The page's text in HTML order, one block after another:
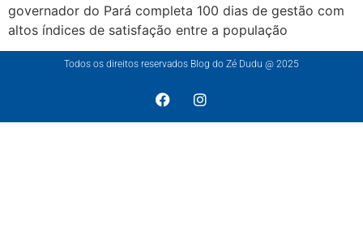
governador do Pará completa 100 dias de gestão com
altos índices de satisfação entre a população
Todos os direitos reservados Blog do Zé Dudu @ 2025